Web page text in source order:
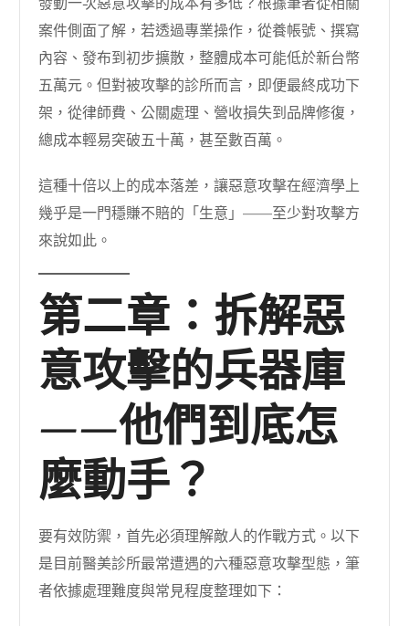
案件側面了解，若透過專業操作，從養帳號、撰寫
內容、發布到初步擴散，整體成本可能低於新台幣
五萬元。但對被攻擊的診所而言，即便最終成功下
架，從律師費、公關處理、營收損失到品牌修復，
總成本輕易突破五十萬，甚至數百萬。
這種十倍以上的成本落差，讓惡意攻擊在經濟學上
幾乎是一門穩賺不賠的「生意」——至少對攻擊方
來說如此。
第二章：拆解惡
意攻擊的兵器庫
——他們到底怎
麼動手？
要有效防禦，首先必須理解敵人的作戰方式。以下
是目前醫美診所最常遭遇的六種惡意攻擊型態，筆
者依據處理難度與常見程度整理如下：